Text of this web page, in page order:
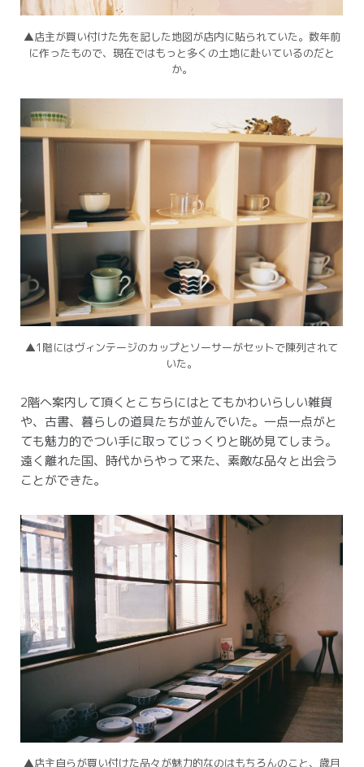
▲店主が買い付けた先を記した地図が店内に貼られていた。 数年前
に作ったもので、現在ではもっと多くの土地に赴いているのだと
か。
▲1階にはヴィンテージのカップとソーサーがセットで陳列されて
いた。
2階へ案内して頂くとこちらにはとてもかわいらしい雑貨
や、古書、暮らしの道具たちが並んでいた。一点一点がと
ても魅力的でつい手に取ってじっくりと眺め見てしまう。
遠く離れた国、時代からやって来た、素敵な品々と出会う
ことができた。
▲店主自らが買い付けた品々が魅力的なのはもちろんのこと、歳月